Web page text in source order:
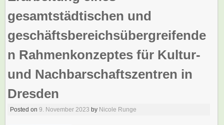
gesamtstädtischen und
geschäftsbereichsübergreifende
n Rahmenkonzeptes für Kultur-
und Nachbarschaftszentren in
Dresden
Posted on9. November 2023 by Nicole Runge